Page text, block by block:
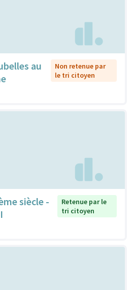
au
Non retenue par
le tri citoyen
siècle -
Retenue par le
tri citoyen